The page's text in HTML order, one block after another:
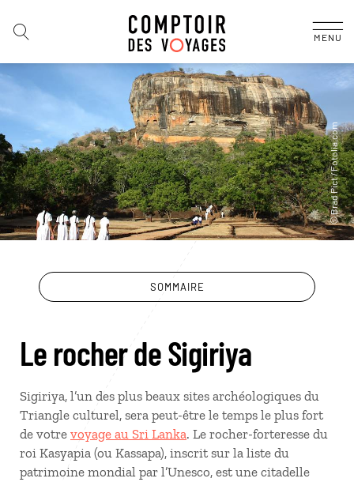
MENU
SOMMAIRE
Le rocher de Sigiriya
Sigiriya, l’un des plus beaux sites archéologiques du
Triangle culturel, sera peut-être le temps le plus fort
de votre voyage au Sri Lanka. Le rocher-forteresse du
roi Kasyapia (ou Kassapa), inscrit sur la liste du
patrimoine mondial par l’Unesco, est une citadelle